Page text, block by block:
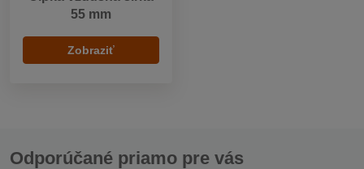
55 mm
Zobraziť
Odporúčané priamo pre vás